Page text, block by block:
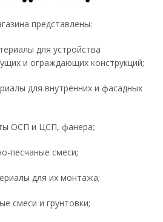
представлены:
для устройства
и ограждающих конструкций;
для внутренних и фасадных
ОСП и ЦСП, фанера;
песчаные смеси;
для их монтажа;
смеси и грунтовки;